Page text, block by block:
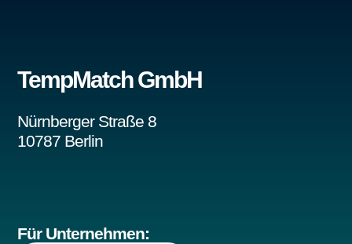
TempMatch GmbH
Nürnberger Straße 8
10787 Berlin
Für Unternehmen: